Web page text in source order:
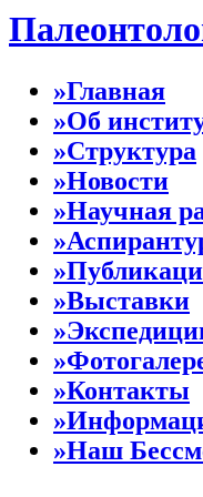
»Главная
»Об
»Структура
»Новости
»Научная
»Выставки
»Контакты
»Наш